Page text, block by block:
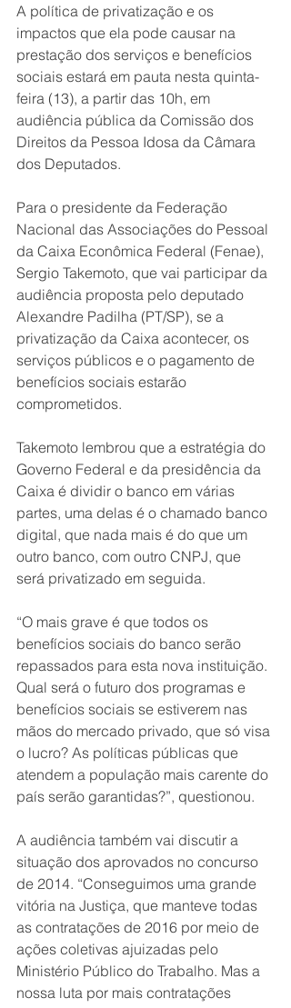
A política de privatização e os
impactos que ela pode causar na
prestação dos serviços e benefícios
sociais estará em pauta nesta quinta-
feira (13), a partir das 10h, em
audiência pública da Comissão dos
Direitos da Pessoa Idosa da Câmara
dos Deputados.
Para o presidente da Federação
Nacional das Associações do Pessoal
da Caixa Econômica Federal (Fenae),
Sergio Takemoto, que vai participar da
audiência proposta pelo deputado
Alexandre Padilha (PT/SP), se a
privatização da Caixa acontecer, os
serviços públicos e o pagamento de
benefícios sociais estarão
comprometidos.
Takemoto lembrou que a estratégia do
Governo Federal e da presidência da
Caixa é dividir o banco em várias
partes, uma delas é o chamado banco
digital, que nada mais é do que um
outro banco, com outro CNPJ, que
será privatizado em seguida.
“O mais grave é que todos os
benefícios sociais do banco serão
repassados para esta nova instituição.
Qual será o futuro dos programas e
benefícios sociais se estiverem nas
mãos do mercado privado, que só visa
o lucro? As políticas públicas que
atendem a população mais carente do
país serão garantidas?”, questionou.
A audiência também vai discutir a
situação dos aprovados no concurso
de 2014. “Conseguimos uma grande
vitória na Justiça, que manteve todas
as contratações de 2016 por meio de
ações coletivas ajuizadas pelo
Ministério Público do Trabalho. Mas a
nossa luta por mais contratações